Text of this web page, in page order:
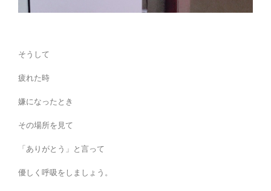
そうして
疲れた時
嫌になったとき
その場所を見て
「ありがとう」と言って
優しく呼吸をしましょう。